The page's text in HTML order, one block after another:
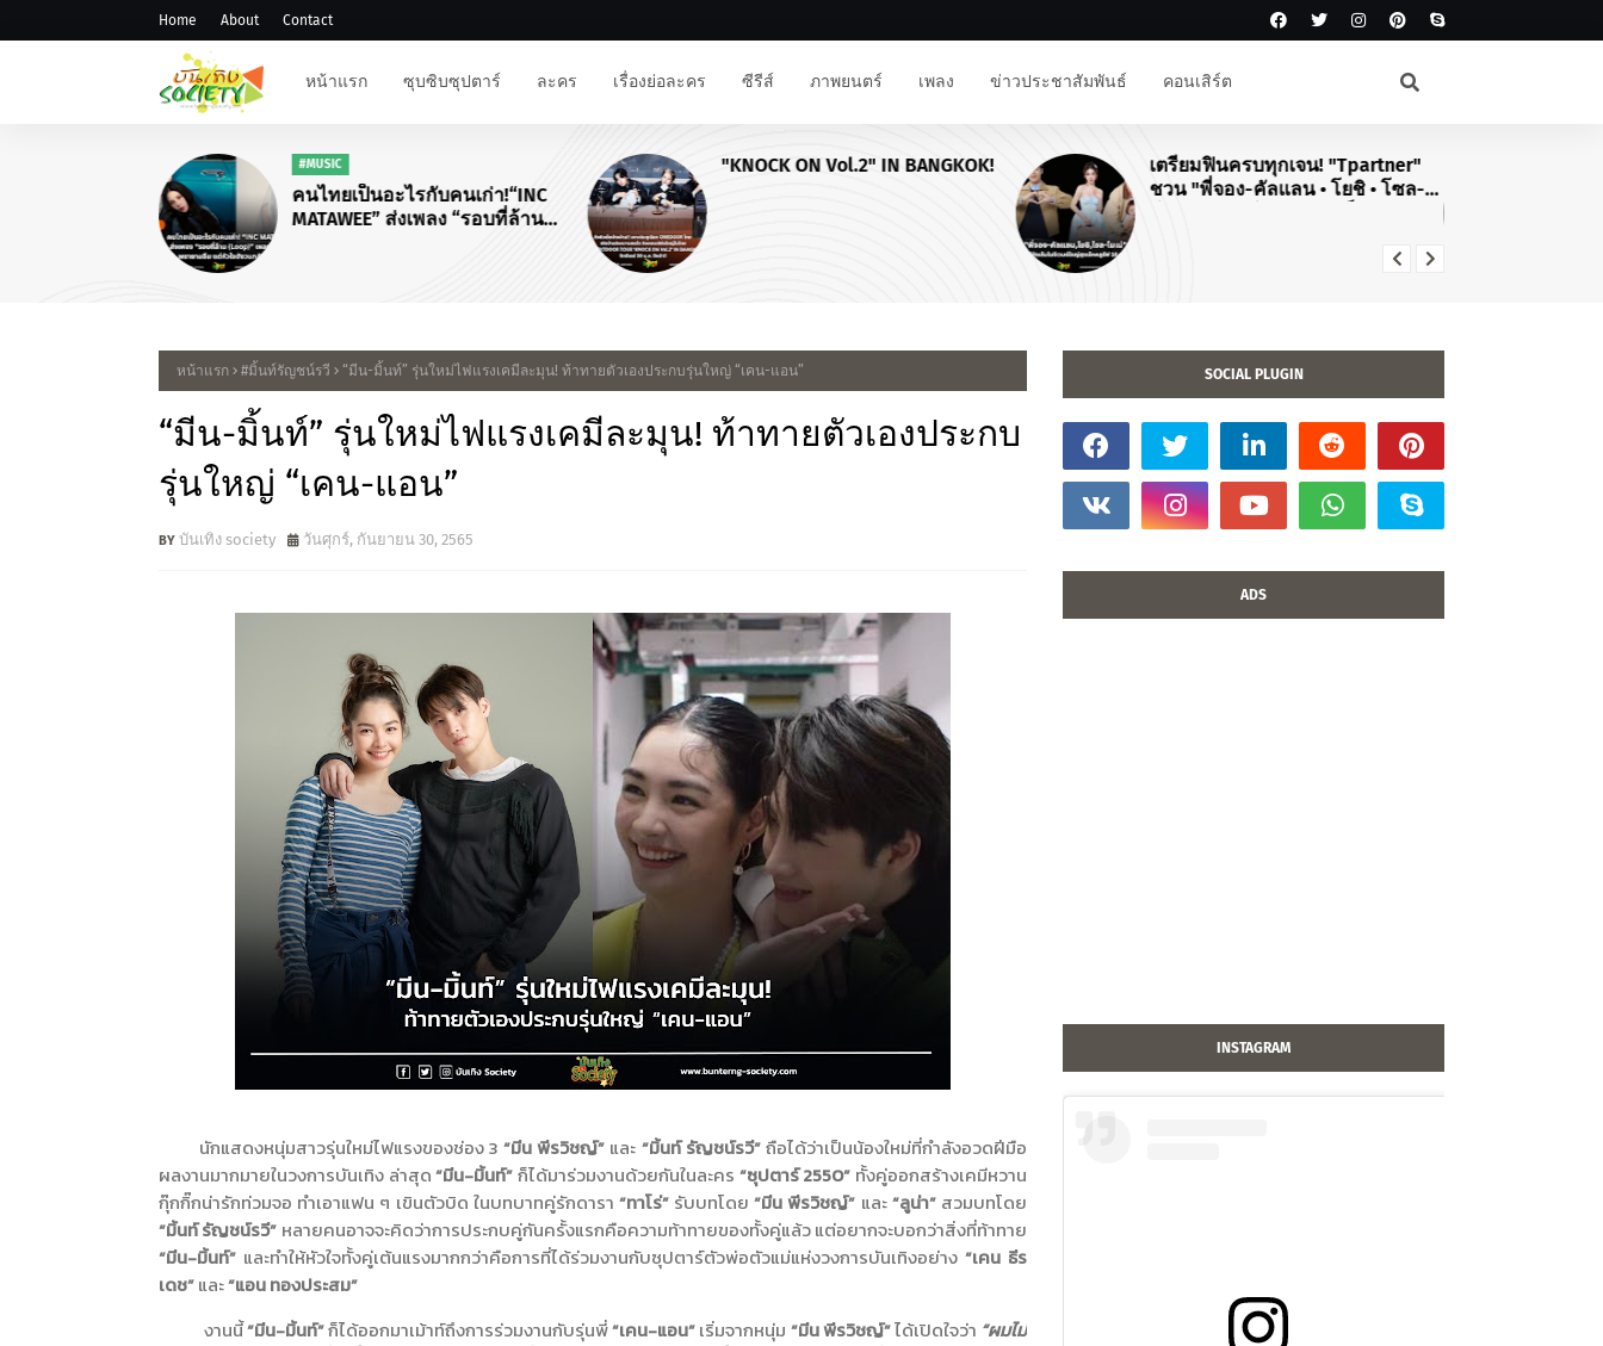
Home About Contact
หน้าแรก ซุบซิบซุปตาร์ ละคร เรื่องย่อละคร ซีรีส์ ภาพยนตร์ เพลง ข่าวประชาสัมพันธ์ คอนเสิร์ต
#MUSIC
คนไทยเป็นอะไรกับคนเก่า!“INC
MATAWEE” ส่งเพลง “รอบที่ล้าน
"KNOCK ON Vol.2" IN BANGKOK!
เตรียมฟินครบทุกเจน! "Tpartner"
ชวน "พี่จอง-คัลแลน • โยชิ • โซล-
หน้าแรก #มิ้นท์รัญชน์รวี “มีน-มิ้นท์” รุ่นใหม่ไฟแรงเคมีละมุน! ท้าทายตัวเองประกบรุ่นใหญ่ “เคน-แอน”
“มีน-มิ้นท์” รุ่นใหม่ไฟแรงเคมีละมุน! ท้าทายตัวเองประกบ
รุ่นใหญ่ “เคน-แอน”
บันเทิง society วันศุกร์, กันยายน 30, 2565
นักแสดงหนุ่มสาวรุ่นใหม่ไฟแรงของช่อง 3“มีน พีรวิชญ์” และ “มิ้นท์ รัญชน์รวี”ถือได้ว่าเป็นน้องใหม่ที่กำลังอวดฝีมือ
ผลงานมากมายในวงการบันเทิง ล่าสุด“มีน-มิ้นท์”ก็ได้มาร่วมงานด้วยกันในละคร “ซุปตาร์ 2550” ทั้งคู่ออกสร้างเคมีหวาน
กุ๊กกิ๊กน่ารักท่วมจอ ทำเอาแฟน ๆ เขินตัวบิด ในบทบาทคู่รักดารา “ทาโร่”รับบทโดย“มีน พีรวิชญ์” และ“ลูน่า”สวมบทโดย
“มิ้นท์ รัญชน์รวี” หลายคนอาจจะคิดว่าการประกบคู่กันครั้งแรกคือความท้าทายของทั้งคู่แล้ว แต่อยากจะบอกว่าสิ่งที่ท้าทาย
“มีน-มิ้นท์” และทำให้หัวใจทั้งคู่เต้นแรงมากกว่าคือการที่ได้ร่วมงานกับซุปตาร์ตัวพ่อตัวแม่แห่งวงการบันเทิงอย่าง “เคน ธีร
เดช”และ“แอน ทองประสม”
งานนี้“มีน-มิ้นท์”ก็ได้ออกมาเม้าท์ถึงการร่วมงานกับรุ่นพี่“เคน-แอน”เริ่มจากหนุ่ม “มีน พีรวิชญ์”ได้เปิดใจว่า “ผมไม่
SOCIAL PLUGIN
ADS
INSTAGRAM